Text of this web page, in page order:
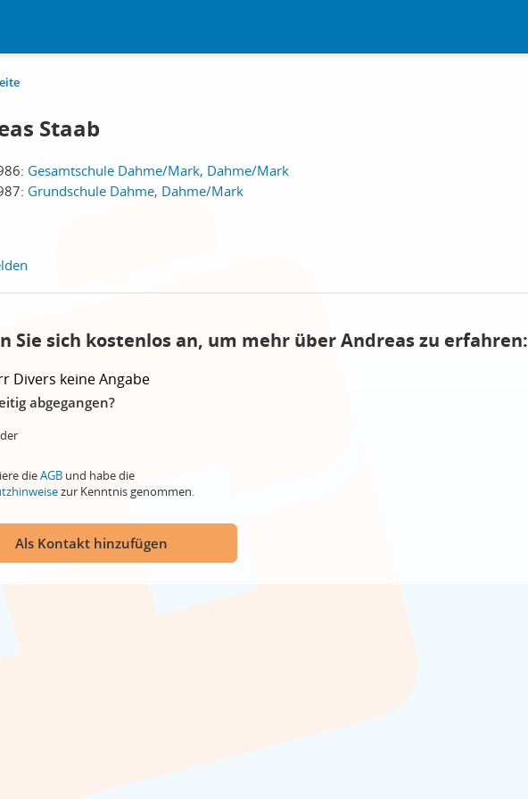
Staab
Gesamtschule Dahme/Mark, Dahme/Mark
Grundschule Dahme, Dahme/Mark
Sie sich kostenlos an, um mehr über Andreas zu erfahren:
Divers keine Angabe
abgegangen?
dieAGB und habe die
zur Kenntnis genommen.
Als Kontakt hinzufügen